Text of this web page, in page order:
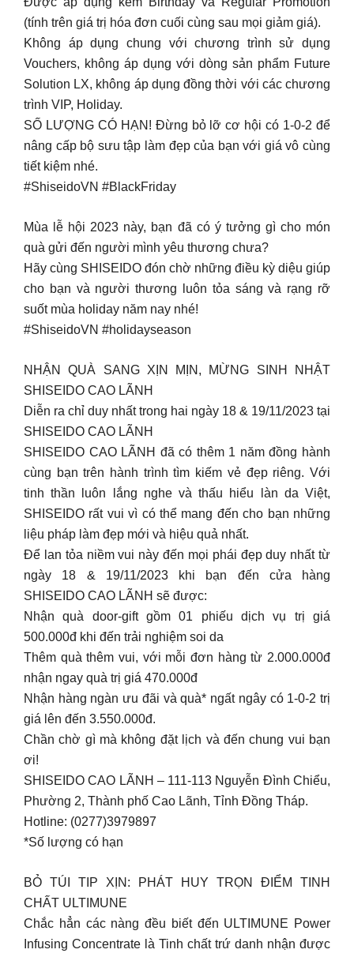
(tính trên giá trị hóa đơn cuối cùng sau mọi giảm giá).
Không áp dụng chung với chương trình sử dụng
Vouchers, không áp dụng với dòng sản phẩm Future
Solution LX, không áp dụng đồng thời với các chương
trình VIP, Holiday.
SỐ LƯỢNG CÓ HẠN! Đừng bỏ lỡ cơ hội có 1-0-2 để
nâng cấp bộ sưu tập làm đẹp của bạn với giá vô cùng
tiết kiệm nhé.
#ShiseidoVN #BlackFriday
Mùa lễ hội 2023 này, bạn đã có ý tưởng gì cho món
quà gửi đến người mình yêu thương chưa?
Hãy cùng SHISEIDO đón chờ những điều kỳ diệu giúp
cho bạn và người thương luôn tỏa sáng và rạng rỡ
suốt mùa holiday năm nay nhé!
#ShiseidoVN #holidayseason
NHẬN QUÀ SANG XỊN MỊN, MỪNG SINH NHẬT
SHISEIDO CAO LÃNH
Diễn ra chỉ duy nhất trong hai ngày 18 & 19/11/2023 tại
SHISEIDO CAO LÃNH
SHISEIDO CAO LÃNH đã có thêm 1 năm đồng hành
cùng bạn trên hành trình tìm kiếm vẻ đẹp riêng. Với
tinh thần luôn lắng nghe và thấu hiểu làn da Việt,
SHISEIDO rất vui vì có thể mang đến cho bạn những
liệu pháp làm đẹp mới và hiệu quả nhất.
Để lan tỏa niềm vui này đến mọi phái đẹp duy nhất từ
ngày 18 & 19/11/2023 khi bạn đến cửa hàng
SHISEIDO CAO LÃNH sẽ được:
Nhận quà door-gift gồm 01 phiếu dịch vụ trị giá
500.000đ khi đến trải nghiệm soi da
Thêm quà thêm vui, với mỗi đơn hàng từ 2.000.000đ
nhận ngay quà trị giá 470.000đ
Nhận hàng ngàn ưu đãi và quà* ngất ngây có 1-0-2 trị
giá lên đến 3.550.000đ.
Chần chờ gì mà không đặt lịch và đến chung vui bạn
ơi!
SHISEIDO CAO LÃNH – 111-113 Nguyễn Đình Chiểu,
Phường 2, Thành phố Cao Lãnh, Tỉnh Đồng Tháp.
Hotline: (0277)3979897
*Số lượng có hạn
BỎ TÚI TIP XỊN: PHÁT HUY TRỌN ĐIỂM TINH
CHẤT ULTIMUNE
Chắc hẳn các nàng đều biết đến ULTIMUNE Power
Infusing Concentrate là Tinh chất trứ danh nhận được